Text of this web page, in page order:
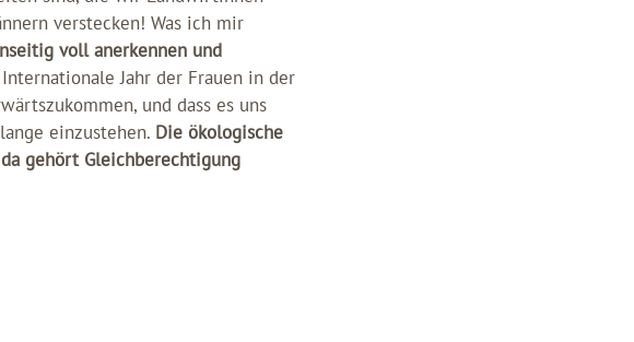
verstecken! Was ich mir
voll anerkennen und
Internationale Jahr der Frauen in der
und dass es uns
einzustehen. Die ökologische
gehört Gleichberechtigung